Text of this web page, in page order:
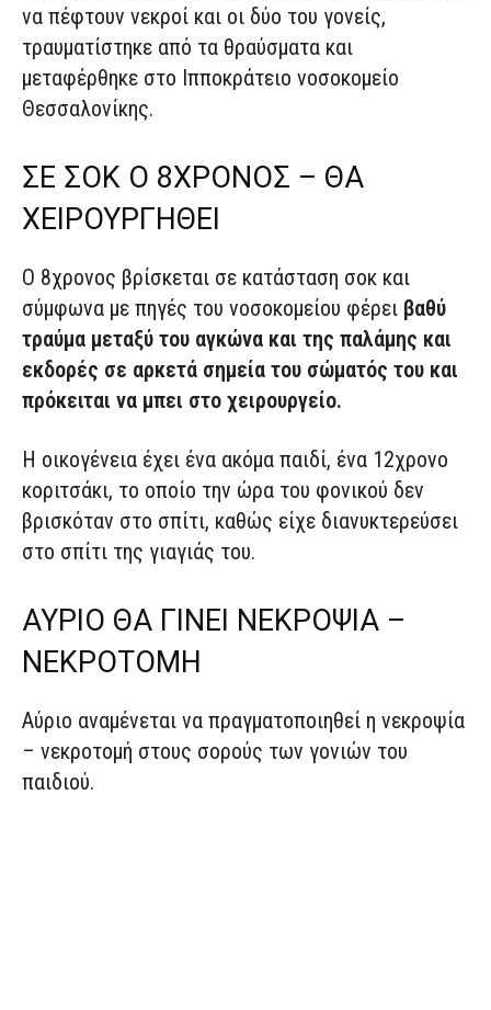
να πέφτουν νεκροί και οι δύο του γονείς,
τραυματίστηκε από τα θραύσματα και
μεταφέρθηκε στο Ιπποκράτειο νοσοκομείο
Θεσσαλονίκης.
ΣΕ ΣΟΚ Ο 8ΧΡΟΝΟΣ – ΘΑ
ΧΕΙΡΟΥΡΓΗΘΕΙ
Ο 8χρονος βρίσκεται σε κατάσταση σοκ και
σύμφωνα με πηγές του νοσοκομείου φέρει βαθύ
τραύμα μεταξύ του αγκώνα και της παλάμης και
εκδορές σε αρκετά σημεία του σώματός του και
πρόκειται να μπει στο χειρουργείο.
Η οικογένεια έχει ένα ακόμα παιδί, ένα 12χρονο
κοριτσάκι, το οποίο την ώρα του φονικού δεν
βρισκόταν στο σπίτι, καθώς είχε διανυκτερεύσει
στο σπίτι της γιαγιάς του.
ΑΥΡΙΟ ΘΑ ΓΙΝΕΙ ΝΕΚΡΟΨΙΑ –
ΝΕΚΡΟΤΟΜΗ
Αύριο αναμένεται να πραγματοποιηθεί η νεκροψία
– νεκροτομή στους σορούς των γονιών του
παιδιού.